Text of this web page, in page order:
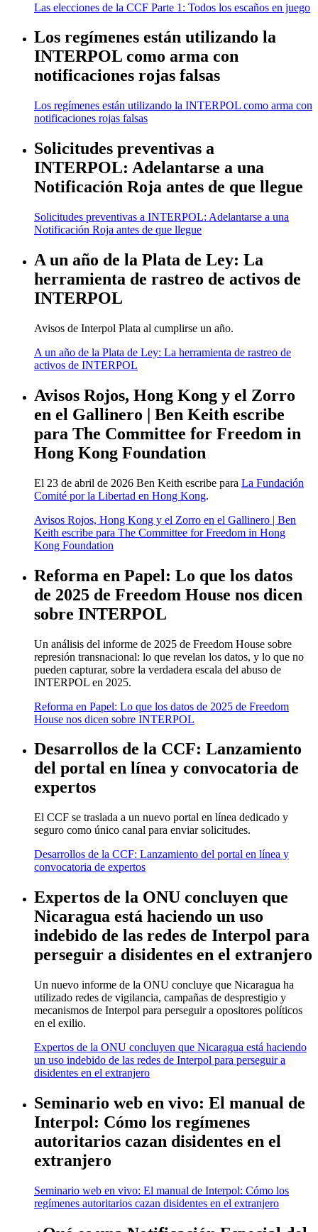
Las elecciones de la CCF Parte 1: Todos los escaños en juego
Los regímenes están utilizando la
INTERPOL como arma con
notificaciones rojas falsas
Los regímenes están utilizando la INTERPOL como arma con
notificaciones rojas falsas
Solicitudes preventivas a
INTERPOL: Adelantarse a una
Notificación Roja antes de que llegue
Solicitudes preventivas a INTERPOL: Adelantarse a una
Notificación Roja antes de que llegue
A un año de la Plata de Ley: La
herramienta de rastreo de activos de
INTERPOL
Avisos de Interpol Plata al cumplirse un año.
A un año de la Plata de Ley: La herramienta de rastreo de
activos de INTERPOL
Avisos Rojos, Hong Kong y el Zorro
en el Gallinero | Ben Keith escribe
para The Committee for Freedom in
Hong Kong Foundation
El 23 de abril de 2026 Ben Keith escribe para La Fundación
Comité por la Libertad en Hong Kong.
Avisos Rojos, Hong Kong y el Zorro en el Gallinero | Ben
Keith escribe para The Committee for Freedom in Hong
Kong Foundation
Reforma en Papel: Lo que los datos
de 2025 de Freedom House nos dicen
sobre INTERPOL
Un análisis del informe de 2025 de Freedom House sobre
represión transnacional: lo que revelan los datos, y lo que no
pueden capturar, sobre la verdadera escala del abuso de
INTERPOL en 2025.
Reforma en Papel: Lo que los datos de 2025 de Freedom
House nos dicen sobre INTERPOL
Desarrollos de la CCF: Lanzamiento
del portal en línea y convocatoria de
expertos
El CCF se traslada a un nuevo portal en línea dedicado y
seguro como único canal para enviar solicitudes.
Desarrollos de la CCF: Lanzamiento del portal en línea y
convocatoria de expertos
Expertos de la ONU concluyen que
Nicaragua está haciendo un uso
indebido de las redes de Interpol para
perseguir a disidentes en el extranjero
Un nuevo informe de la ONU concluye que Nicaragua ha
utilizado redes de vigilancia, campañas de desprestigio y
mecanismos de Interpol para perseguir a opositores políticos
en el exilio.
Expertos de la ONU concluyen que Nicaragua está haciendo
un uso indebido de las redes de Interpol para perseguir a
disidentes en el extranjero
Seminario web en vivo: El manual de
Interpol: Cómo los regímenes
autoritarios cazan disidentes en el
extranjero
Seminario web en vivo: El manual de Interpol: Cómo los
regímenes autoritarios cazan disidentes en el extranjero